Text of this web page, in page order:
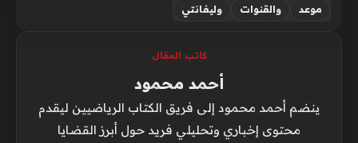
موعد
والقنوات وليفانتي
كاتب المقال
أحمد محمود
ينضم أحمد محمود إلى فريق الكتاب الرياضيين ليقدم
محتوى إخباري وتحليلي فريد حول أبرز القضايا